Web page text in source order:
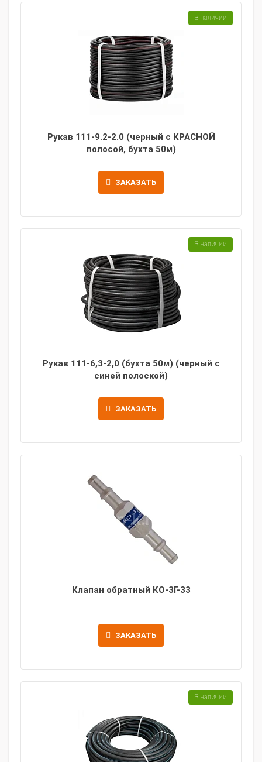
Рукав 111-9.2-2.0 (черный с КРАСНОЙ
полосой, бухта 50м)
ЗАКАЗАТЬ
В наличии
Рукав 111-6,3-2,0 (бухта 50м) (черный с
синей полоской)
ЗАКАЗАТЬ
В наличии
Клапан обратный КО-3Г-33
ЗАКАЗАТЬ
В наличии